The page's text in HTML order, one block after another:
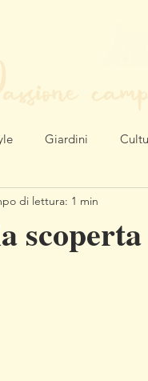
Giardini
di lettura: 1 min